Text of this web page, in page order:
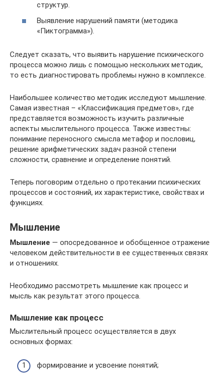
структур.
Выявление нарушений памяти (методика
«Пиктограмма»).
Следует сказать, что выявить нарушение психического
процесса можно лишь с помощью нескольких методик,
то есть диагностировать проблемы нужно в комплексе.
Наибольшее количество методик исследуют мышление.
Самая известная – «Классификация предметов», где
представляется возможность изучить различные
аспекты мыслительного процесса. Также известны:
понимание переносного смысла метафор и пословиц,
решение арифметических задач разной степени
сложности, сравнение и определение понятий.
Теперь поговорим отдельно о протекании психических
процессов и состояний, их характеристике, свойствах и
функциях.
Мышление
Мышление — опосредованное и обобщенное отражение
человеком действительности в ее существенных связях
и отношениях.
Необходимо рассмотреть мышление как процесс и
мысль как результат этого процесса.
Мышление как процесс
Мыслительный процесс осуществляется в двух
основных формах:
формирование и усвоение понятий;